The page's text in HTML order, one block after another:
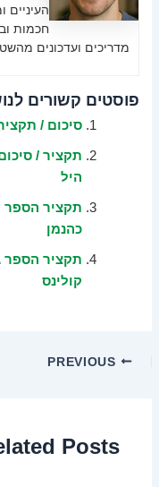
חכמות
מדריכים ועדכונים
פוסטים קשורים
סיכום /
תקציר /
היל
תקציר
כהנמן
תקציר הספר
קולינס
Posts